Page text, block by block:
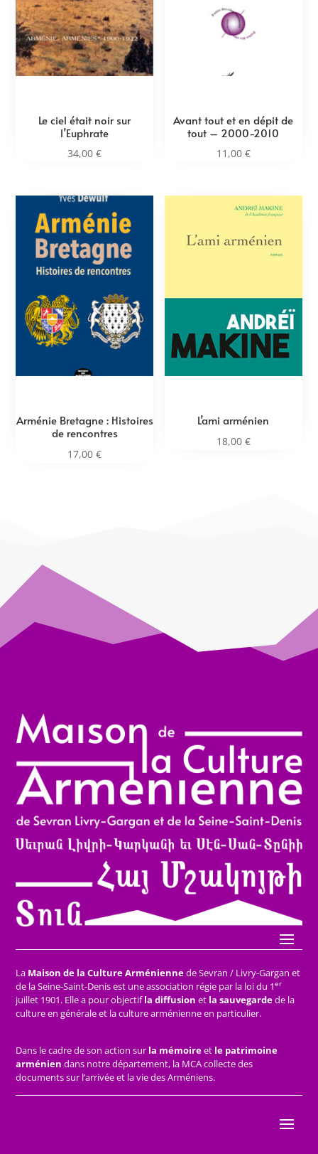
Le ciel était noir sur
l’Euphrate
34,00€
Avant tout et en dépit de
tout – 2000-2010
11,00 €
Arménie Bretagne : Histoires
de rencontres
17,00€
L’ami arménien
18,00 €
La Maison de la Culture Arméniennede Sevran / Livry-Gargan et
de la Seine-Saint-Denis est une association régie par la loi du 1er
juillet 1901. Elle a pour objectifla diffusion et la sauvegardede la
culture en générale et la culture arménienne en particulier.
Dans le cadre de son action sur la mémoireet le patrimoine
arménien dans notre département, la MCA collecte des
documents sur l’arrivée et la vie des Arméniens.